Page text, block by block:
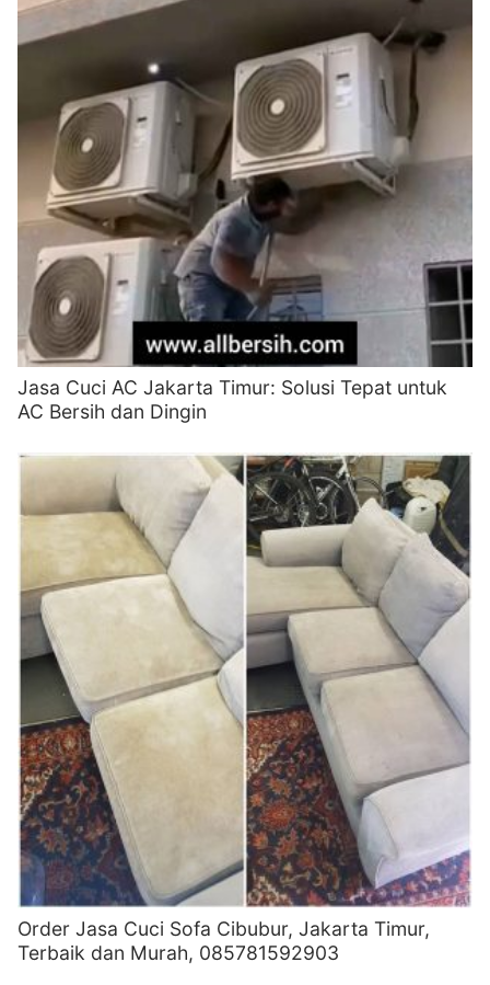
Jasa Cuci AC Jakarta Timur: Solusi Tepat untuk
AC Bersih dan Dingin
Order Jasa Cuci Sofa Cibubur, Jakarta Timur,
Terbaik dan Murah, 085781592903